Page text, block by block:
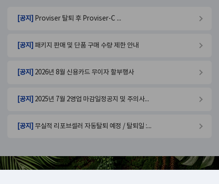
[공지] Proviser 탈퇴 후 Proviser-C ...
[공지] 패키지 판매 및 단품 구매 수량 제한 안내
[공지] 2026년 8월 신용카드 무이자 할부행사
[공지] 2025년 7월 2영업 마감일정공지 및 주의사...
[공지] 무실적 리포브셀러 자동탈퇴 예정 / 탈퇴일 :...